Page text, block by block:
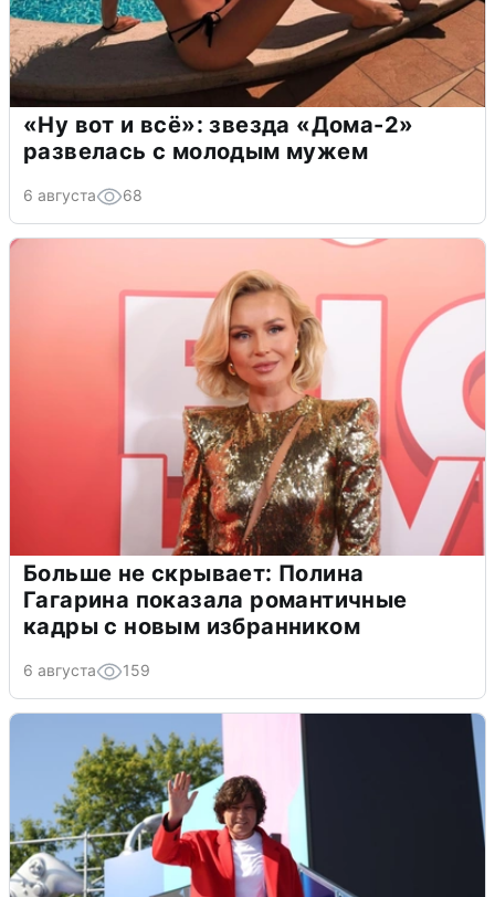
«Ну вот и всё»: звезда «Дома-2»
развелась с молодым мужем
6 августа 68
Больше не скрывает: Полина
Гагарина показала романтичные
кадры с новым избранником
6 августа 159